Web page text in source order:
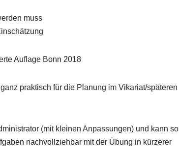
muss
Auflage Bonn 2018
praktisch für die Planung im Vikariat/späteren
(mit kleinen Anpassungen) und kann so
nachvollziehbar mit der Übung in kürzerer